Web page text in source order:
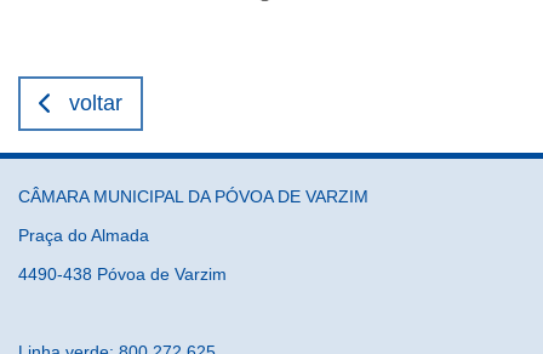
voltar
CÂMARA MUNICIPAL DA PÓVOA DE VARZIM
Praça do Almada
4490-438 Póvoa de Varzim